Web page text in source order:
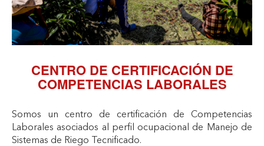
CENTRO DE CERTIFICACIÓN DE
COMPETENCIAS LABORALES
Somos un centro de certificación de Competencias
Laborales asociados al perfil ocupacional de Manejo de
Sistemas de Riego Tecnificado.